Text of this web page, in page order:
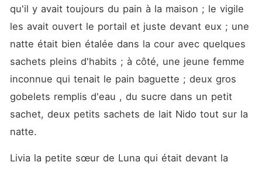
qu'il y avait toujours du pain à la maison ; le vigile
les avait ouvert le portail et juste devant eux ; une
natte était bien étalée dans la cour avec quelques
sachets pleins d'habits ; à côté, une jeune femme
inconnue qui tenait le pain baguette ; deux gros
gobelets remplis d'eau , du sucre dans un petit
sachet, deux petits sachets de lait Nido tout sur la
natte.
Livia la petite sœur de Luna qui était devant la